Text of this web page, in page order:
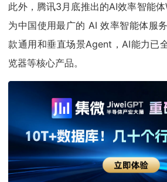
此外，腾讯3月底推出的AI效率智能
为中国使用最广的 AI 效率智能体服
款通用和垂直场景Agent，AI能力已
览器等核心产品。